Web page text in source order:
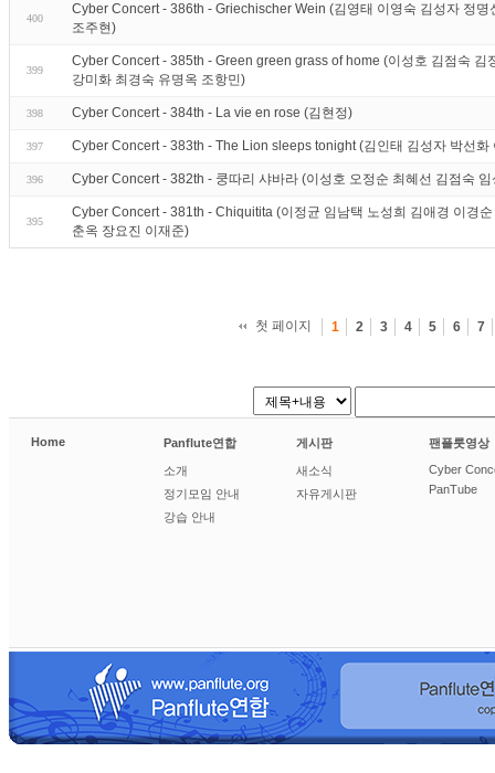
400
Cyber Concert - 386th - Griechischer Wein (김영태 이영숙 김성자 정명
조주현)
399
Cyber Concert - 385th - Green green grass of home (이성호 김점숙 김
강미화 최경숙 유명옥 조항민)
398 Cyber Concert - 384th - La vie en rose (김현정)
397 Cyber Concert - 383th - The Lion sleeps tonight (김인태 김성자 박선화
396 Cyber Concert - 382th - 쿵따리 샤바라 (이성호 오정순 최혜선 김점숙
395
Cyber Concert - 381th - Chiquitita (이정균 임남택 노성희 김애경 이경
춘옥 장요진 이재준)
첫 페이지 1 2 3 4 5 6 7
Home Panflute연합
소개
정기모임 안내
강습 안내
게시판
새소식
자유게시판
팬플룻영상
Cyber
PanTube